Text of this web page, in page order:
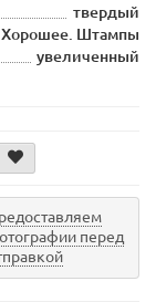
твердый
Хорошее. Штампы
увеличенный
перед